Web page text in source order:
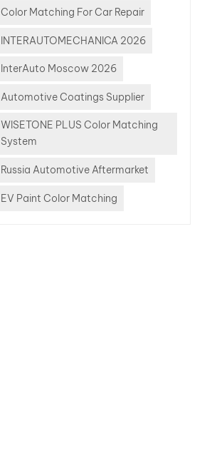
Color Matching For Car Repair
INTERAUTOMECHANICA 2026
InterAuto Moscow 2026
Automotive Coatings Supplier
WISETONE PLUS Color Matching
System
Russia Automotive Aftermarket
EV Paint Color Matching